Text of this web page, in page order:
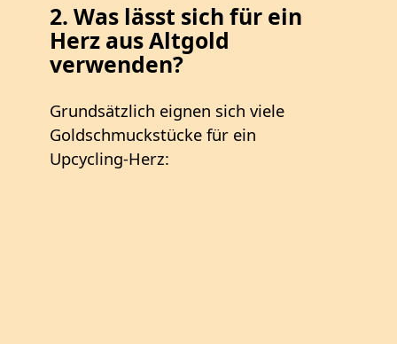
2. Was lässt sich für ein
Herz aus Altgold
verwenden?
Grundsätzlich eignen sich viele
Goldschmuckstücke für ein
Upcycling‑Herz: